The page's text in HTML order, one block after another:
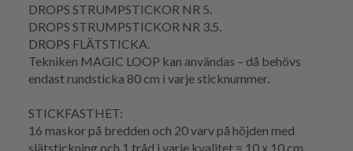
DROPS STRUMPSTICKOR NR 5.
DROPS STRUMPSTICKOR NR 3,5.
DROPS FLÄTSTICKA.
Tekniken MAGIC LOOP kan användas – då behövs
endast rundsticka 80 cm i varje sticknummer.
STICKFASTHET:
16 maskor på bredden och 20 varv på höjden med
slätstickning och 1 tråd i varje kvalitet = 10 x 10 cm.